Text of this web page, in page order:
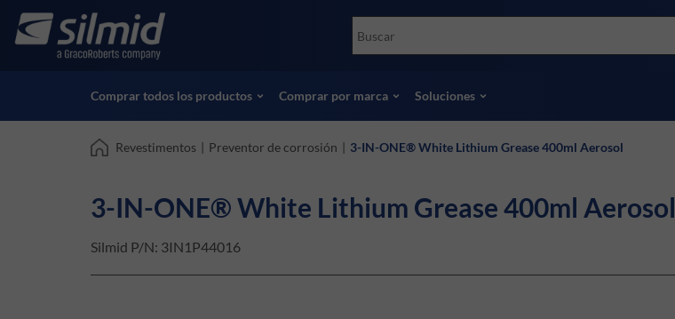
main
Accessories
Ensayos no destructivos (NDT)
Ver todos los productos
Socomore
Comprar todos los productos Comprar por marca Soluciones
Revestimentos | Preventor de corrosión | 3-IN-ONE® White Lithium Grease 400ml Aerosol
3-IN-ONE® White Lithium Grease 400ml Aerosol
Silmid P/N: 3IN1P44016